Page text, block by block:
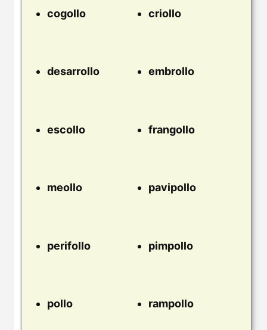
cogollo criollo
desarrollo embrollo
escollo frangollo
meollo pavipollo
perifollo pimpollo
pollo rampollo